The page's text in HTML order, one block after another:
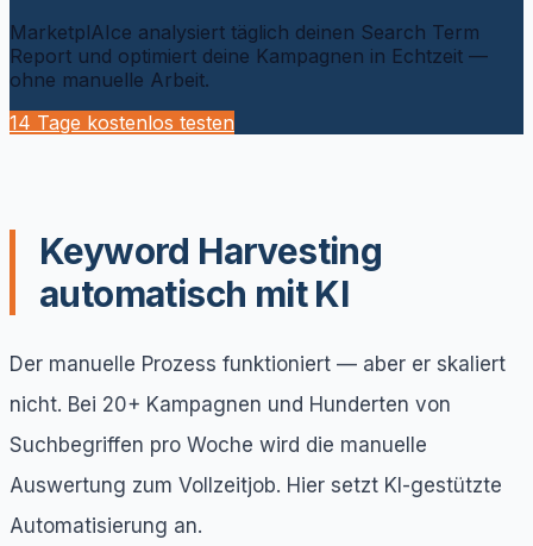
MarketplAIce analysiert täglich deinen Search Term
Report und optimiert deine Kampagnen in Echtzeit —
ohne manuelle Arbeit.
14 Tage kostenlos testen
Keyword Harvesting
automatisch mit KI
Der manuelle Prozess funktioniert — aber er skaliert
nicht. Bei 20+ Kampagnen und Hunderten von
Suchbegriffen pro Woche wird die manuelle
Auswertung zum Vollzeitjob. Hier setzt KI-gestützte
Automatisierung an.